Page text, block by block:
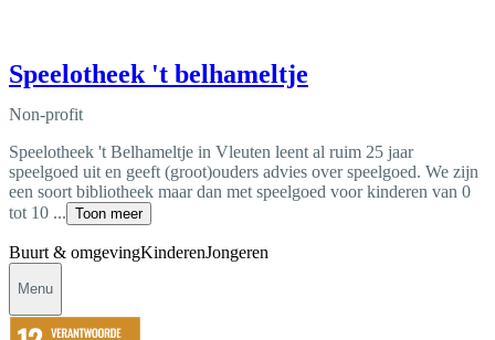
Speelotheek 't belhameltje
Non-profit
Speelotheek 't Belhameltje in Vleuten leent al ruim 25 jaar
speelgoed uit en geeft (groot)ouders advies over speelgoed. We zijn
een soort bibliotheek maar dan met speelgoed voor kinderen van 0
tot 10 ... Toon meer
Buurt & omgevingKinderenJongeren
Menu